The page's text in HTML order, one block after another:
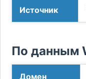
Источник
По данным
Домен